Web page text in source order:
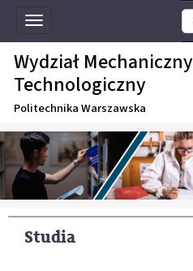
Toggle
navigation
Wydział Mechaniczny
Technologiczny
Politechnika Warszawska
Studia